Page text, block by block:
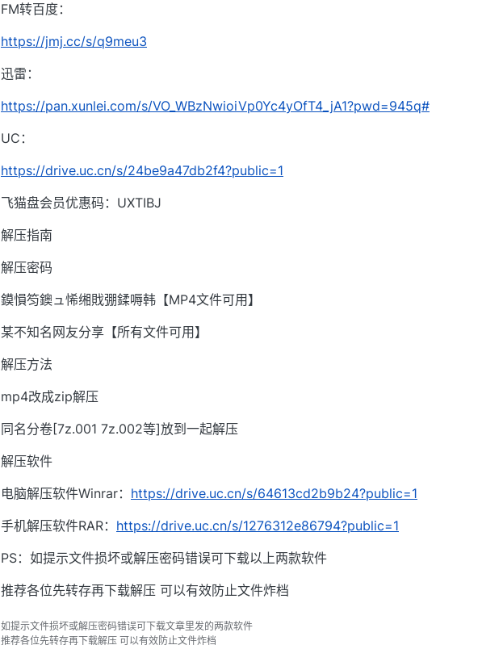
FM转百度：
https://jmj.cc/s/q9meu3
迅雷：
https://pan.xunlei.com/s/VO_WBzNwioiVp0Yc4yOfT4_jA1?pwd=945q#
UC：
https://drive.uc.cn/s/24be9a47db2f4?public=1
飞猫盘会员优惠码：UXTIBJ
解压指南
解压密码
鏌愪笉鐭ュ悕缃戝弸鍒嗕韩【MP4文件可用】
某不知名网友分享【所有文件可用】
解压方法
mp4改成zip解压
同名分卷[7z.001 7z.002等]放到一起解压
解压软件
电脑解压软件Winrar： https://drive.uc.cn/s/64613cd2b9b24?public=1
手机解压软件RAR： https://drive.uc.cn/s/1276312e86794?public=1
PS：如提示文件损坏或解压密码错误可下载以上两款软件
推荐各位先转存再下载解压 可以有效防止文件炸档
如提示文件损坏或解压密码错误可下载文章里发的两款软件
推荐各位先转存再下载解压 可以有效防止文件炸档